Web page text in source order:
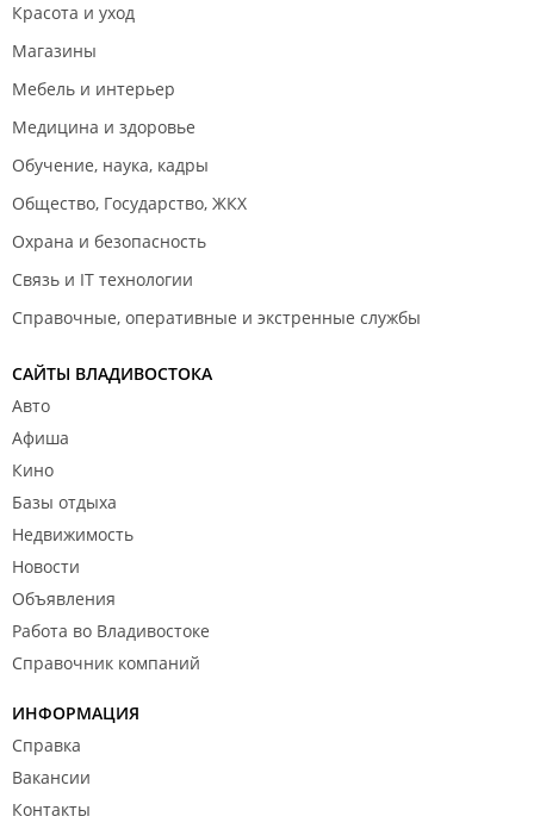
Красота и уход
Магазины
Мебель и интерьер
Медицина и здоровье
Обучение, наука, кадры
Общество, Государство, ЖКХ
Охрана и безопасность
Связь и IT технологии
Справочные, оперативные и экстренные службы
САЙТЫ ВЛАДИВОСТОКА
Авто
Афиша
Кино
Базы отдыха
Недвижимость
Новости
Объявления
Работа во Владивостоке
Справочник компаний
ИНФОРМАЦИЯ
Справка
Вакансии
Контакты